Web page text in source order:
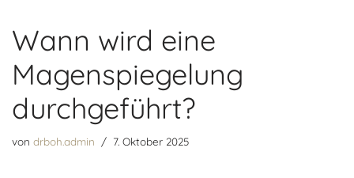
g
e
n
Wann wird eine
Magenspiegelung
durchgeführt?
von drboh.admin 7. Oktober 2025